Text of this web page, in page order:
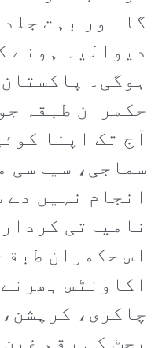
گا اور بہت
دیوالیہ ہونے
ہوگی۔
حکمران طبقہ
آج تک اپنا
سماجی، سیاسی
انجام نہیں
نامیاتی
اس حکمران
اکاونٹس
چاکری،